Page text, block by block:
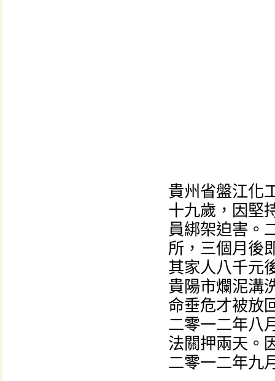
貴州省盤江化
十九歲，因堅
員綁架迫害。
所，三個月後
其家人八千元
貴陽市爛泥溝
命垂危才被放
二零一二年八
法關押兩天。
二零一二年九